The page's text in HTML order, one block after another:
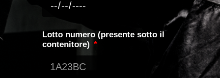
Lotto numero (presente sotto il
contenitore)